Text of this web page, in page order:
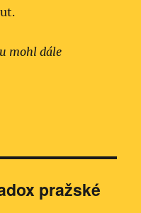
mohl dále
pražské